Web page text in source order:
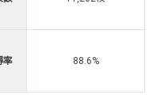
率 88.6%